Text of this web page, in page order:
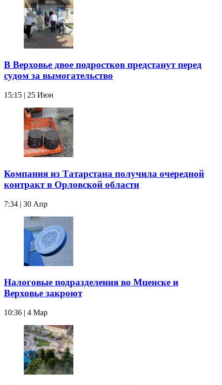
В Верховье двое подростков предстанут перед
судом за вымогательство
15:15 | 25 Июн
Компания из Татарстана получила очередной
контракт в Орловской области
7:34 | 30 Апр
Налоговые подразделения во Мценске и
Верховье закроют
10:36 | 4 Мар